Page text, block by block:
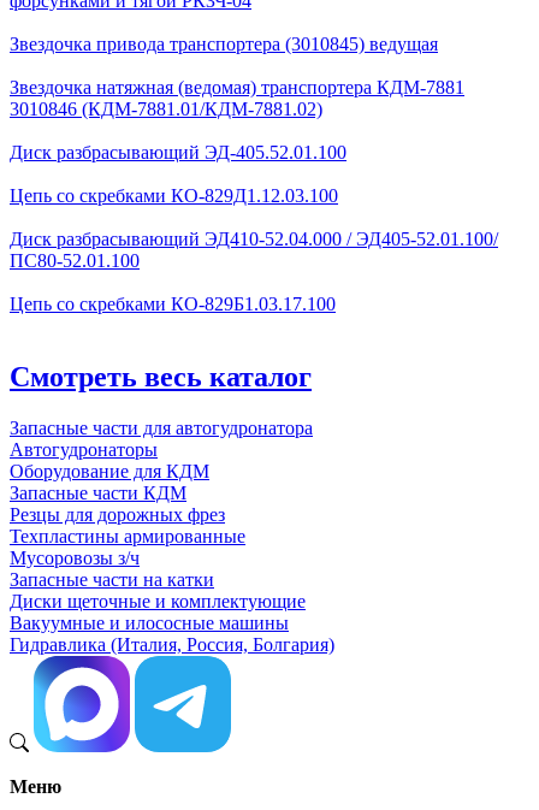
Звездочка привода транспортера (3010845) ведущая
Звездочка натяжная (ведомая) транспортера КДМ-7881
3010846 (КДМ-7881.01/КДМ-7881.02)
Диск разбрасывающий ЭД-405.52.01.100
Цепь со скребками КО-829Д1.12.03.100
Диск разбрасывающий ЭД410-52.04.000 / ЭД405-52.01.100/
ПС80-52.01.100
Цепь со скребками КО-829Б1.03.17.100
Смотреть весь каталог
Запасные части для автогудронатора
Автогудронаторы
Оборудование для КДМ
Запасные части КДМ
Резцы для дорожных фрез
Техпластины армированные
Мусоровозы з/ч
Запасные части на катки
Диски щеточные и комплектующие
Вакуумные и илососные машины
Гидравлика (Италия, Россия, Болгария)
Меню